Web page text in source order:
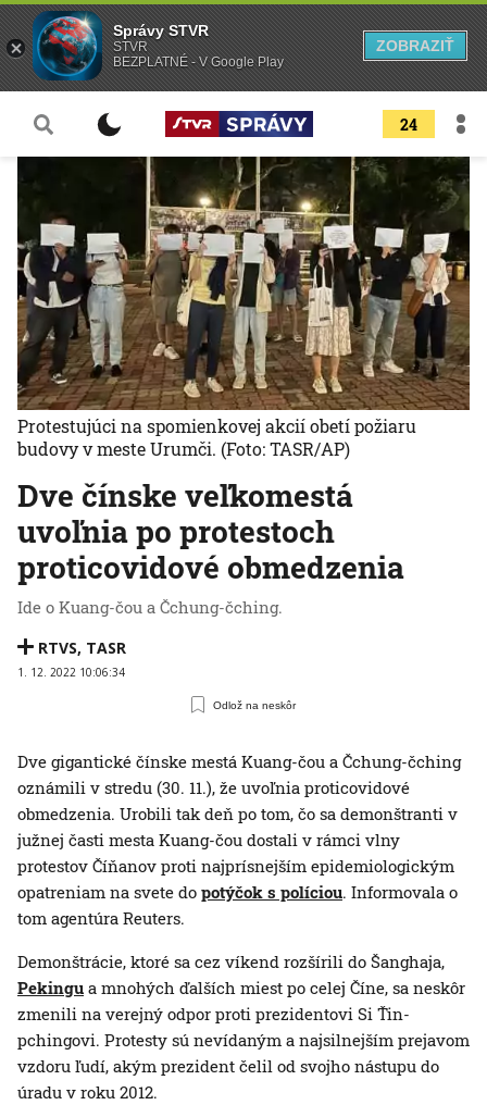
24
Dve čínske veľkomestá
uvoľnia po protestoch
proticovidové obmedzenia
Ide o Kuang-čou a Čchung-čching.
RTVS, TASR
1. 12. 2022 10:06:34
Odlož na neskôr
Protestujúci na spomienkovej akcií obetí požiaru
budovy v meste Urumči. (Foto: TASR/AP)
Dve gigantické čínske mestá Kuang-čou a Čchung-čching
oznámili v stredu (30. 11.), že uvoľnia proticovidové
obmedzenia. Urobili tak deň po tom, čo sa demonštranti v
južnej časti mesta Kuang-čou dostali v rámci vlny
protestov Číňanov proti najprísnejším epidemiologickým
opatreniam na svete do potýčok s políciou. Informovala o
tom agentúra Reuters.
Demonštrácie, ktoré sa cez víkend rozšírili do Šanghaja,
Pekingu a mnohých ďalších miest po celej Číne, sa neskôr
zmenili na verejný odpor proti prezidentovi Si Ťin-
pchingovi. Protesty sú nevídaným a najsilnejším prejavom
vzdoru ľudí, akým prezident čelil od svojho nástupu do
úradu v roku 2012.
Správy STVR
STVR
BEZPLATNÉ - V Google Play
ZOBRAZIŤ